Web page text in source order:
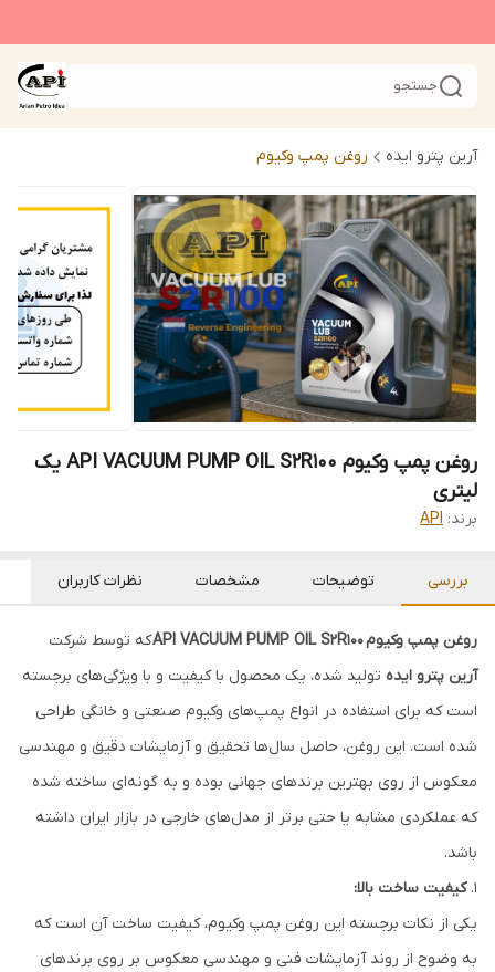
جستجو
آرین پترو ایده روغن پمپ وکیوم
روغن پمپ وکیوم API VACUUM PUMP OIL S2R100 یک
لیتری
برند: API
بررسی توضیحات مشخصات نظرات کاربران
روغن پمپ وکیوم API VACUUM PUMP OIL S2R100
که توسط شرکت
آرین پترو ایده تولید شده، یک محصول با کیفیت و با ویژگی‌های برجسته
است که برای استفاده در انواع پمپ‌های وکیوم صنعتی و خانگی طراحی
شده است. این روغن، حاصل سال‌ها تحقیق و آزمایشات دقیق و مهندسی
معکوس از روی بهترین برندهای جهانی بوده و به گونه‌ای ساخته شده
که عملکردی مشابه یا حتی برتر از مدل‌های خارجی در بازار ایران داشته
باشد.
1. کیفیت ساخت بالا:
یکی از نکات برجسته این روغن پمپ وکیوم، کیفیت ساخت آن است که
به وضوح از روند آزمایشات فنی و مهندسی معکوس بر روی برندهای